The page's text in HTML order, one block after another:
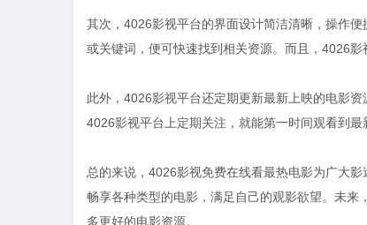
其次，4026影视平台的界面设计简洁清晰，操作
或关键词，便可快速找到相关资源。而且，4026
此外，4026影视平台还定期更新最新上映的电影
4026影视平台上定期关注，就能第一时间观看到
总的来说，4026影视免费在线看最热电影为广大
畅享各种类型的电影，满足自己的观影欲望。未
多更好的电影资源。